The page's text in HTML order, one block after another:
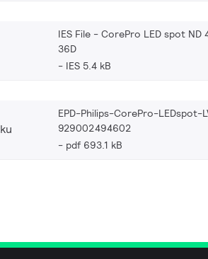
IES File - CorePro LED spot ND
36D
IES 5.4 kB
EPD-Philips-CorePro-LEDspot-
929002494602
pdf 693.1 kB